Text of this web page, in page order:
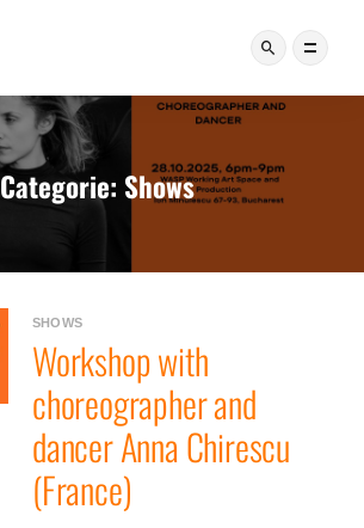
Categorie: Shows
SHOWS
Workshop with
choreographer and
dancer Anna Chirescu
(France)